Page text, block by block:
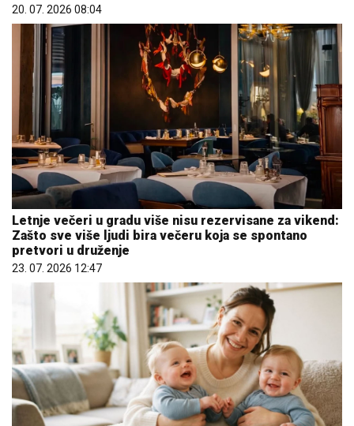
20. 07. 2026 08:04
Letnje večeri u gradu više nisu rezervisane za vikend:
Zašto sve više ljudi bira večeru koja se spontano
pretvori u druženje
23. 07. 2026 12:47